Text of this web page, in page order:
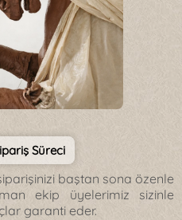
Süreci
baştan sona özenle
ekip üyelerimiz sizinle
garanti eder.